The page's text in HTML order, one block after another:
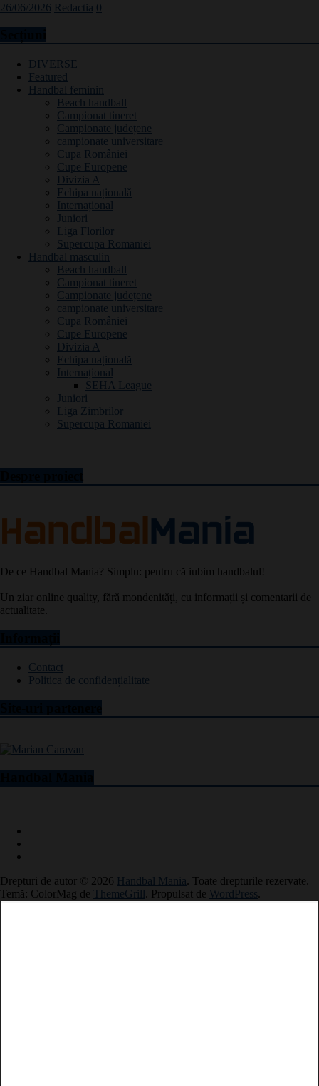
26/06/2026 Redactia 0
DIVERSE
Featured
Handbal feminin
Beach handball
Campionat tineret
Campionate județene
campionate universitare
Cupa României
Cupe Europene
Divizia A
Echipa națională
Internațional
Juniori
Liga Florilor
Supercupa Romaniei
Handbal masculin
Beach handball
Campionat tineret
Campionate județene
campionate universitare
Cupa României
Cupe Europene
Divizia A
Echipa națională
Internațional
SEHA League
Juniori
Liga Zimbrilor
Supercupa Romaniei
De ce Handbal Mania? Simplu: pentru că iubim handbalul!
Un ziar online quality, fără mondenități, cu informații și comentarii de
actualitate.
Contact
Politica de confidențialitate
Drepturi de autor © 2026 Handbal Mania . Toate drepturile rezervate.
Temă: ColorMag de ThemeGrill . Propulsat de WordPress